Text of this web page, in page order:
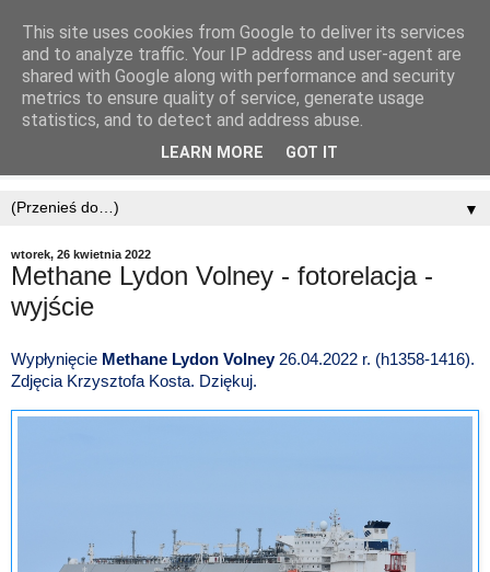
▼
wtorek, 26 kwietnia 2022
Methane Lydon Volney - fotorelacja -
wyjście
Wypłynięcie Methane Lydon Volney26.04.2022 r. (h1358-1416).
Zdjęcia Krzysztofa Kosta. Dziękuj.
This site uses cookies from Google to deliver its services
and to analyze traffic. Your IP address and user-agent are
shared with Google along with performance and security
metrics to ensure quality of service, generate usage
statistics, and to detect and address abuse.
LEARN MORE GOT IT